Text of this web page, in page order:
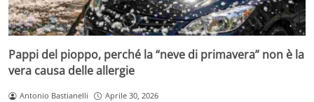
Pappi del pioppo, perché la “neve di primavera” non è la
vera causa delle allergie
Antonio Bastianelli Aprile 30, 2026